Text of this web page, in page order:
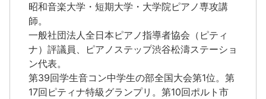
昭和音楽大学・短期大学・大学院ピアノ専攻講
師。
一般社団法人全日本ピアノ指導者協会（ピティ
ナ）評議員、ピアノステップ渋谷松濤ステーショ
ン代表。
第39回学生音コン中学生の部全国大会第1位。第
17回ピティナ特級グランプリ。第10回ポルト市